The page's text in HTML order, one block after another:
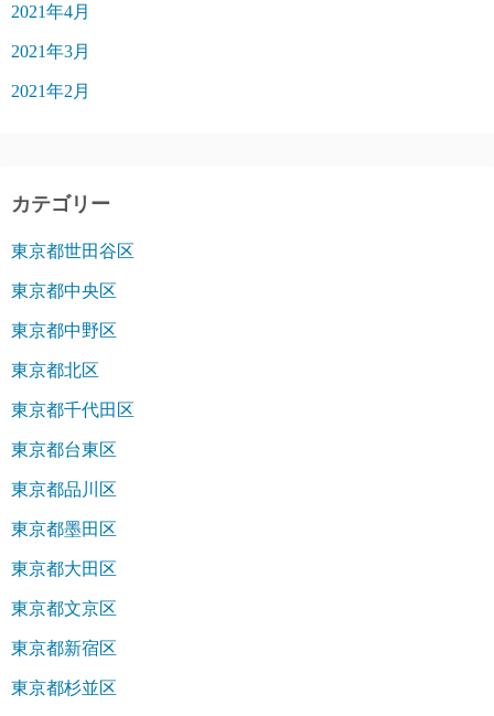
2021年4月
2021年3月
2021年2月
カテゴリー
東京都世田谷区
東京都中央区
東京都中野区
東京都北区
東京都千代田区
東京都台東区
東京都品川区
東京都墨田区
東京都大田区
東京都文京区
東京都新宿区
東京都杉並区